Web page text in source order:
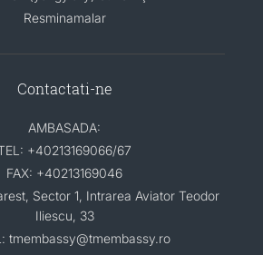
Resminamalar
Contactati-ne
AMBASADA:
+40213169066/67
FAX: +40213169046
Sector 1, Intrarea Aviator Teodor
Iliescu, 33
tmembassy@tmembassy.ro